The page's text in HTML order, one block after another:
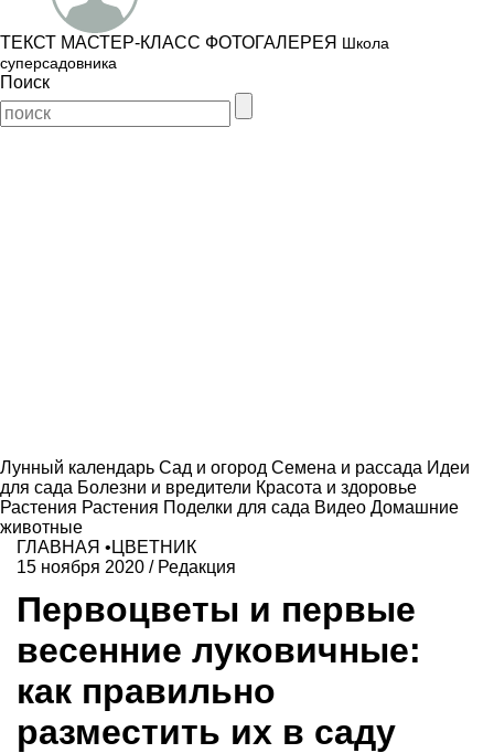
ТЕКСТ МАСТЕР-КЛАСС ФОТОГАЛЕРЕЯ Школа
суперсадовника
Поиск
Лунный календарь Сад и огород Семена и рассада Идеи
для сада Болезни и вредители Красота и здоровье
Растения Растения Поделки для сада Видео Домашние
животные
ГЛАВНАЯ • ЦВЕТНИК
15 ноября 2020 / Редакция
Первоцветы и первые
весенние луковичные:
как правильно
разместить их в саду